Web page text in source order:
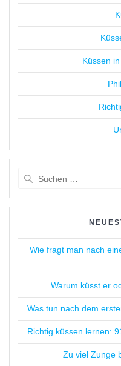
Küssen
Wie fragt man nach
Warum küsst er
Was tun nach dem
Richtig küssen lernen:
Zu viel Zunge